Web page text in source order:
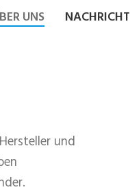
UNS
NACHRICHT
und